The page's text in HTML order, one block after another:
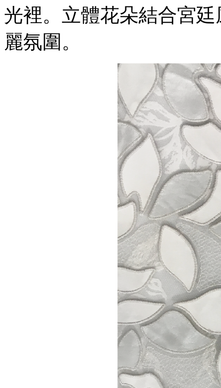
光裡。立體花朵結合宮
麗氛圍。